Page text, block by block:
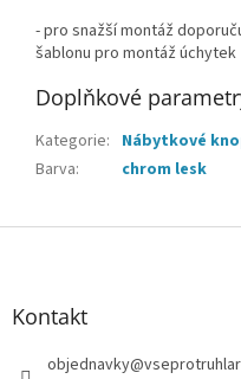
- pro snažší montáž
šablonu pro montáž úchytek
Doplňkové
Kategorie: Nábytkové
Barva: chrom lesk
Z
Kontakt
objednavky@